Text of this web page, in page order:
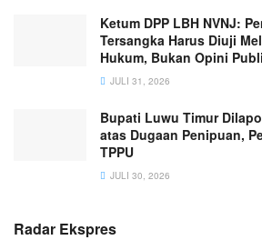
Ketum DPP LBH NVNJ:
Tersangka Harus Diuji
Hukum, Bukan Opini
JULI 31, 2026
Bupati Luwu Timur
atas Dugaan Penipuan,
TPPU
JULI 30, 2026
Radar Ekspres